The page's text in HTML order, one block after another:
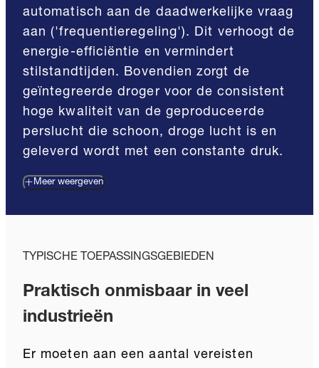
automatisch aan de daadwerkelijke vraag
aan ('frequentieregeling'). Dit verhoogt de
energie-efficiëntie en vermindert
stilstandtijden. Bovendien zorgt de
geïntegreerde droger voor de consistent
hoge kwaliteit van de geproduceerde
perslucht die schoon, droge lucht is en
geleverd wordt met een constante druk.
Meer weergeven
TYPISCHE TOEPASSINGSGEBIEDEN
Praktisch onmisbaar in veel
industrieën
Er moeten aan een aantal vereisten